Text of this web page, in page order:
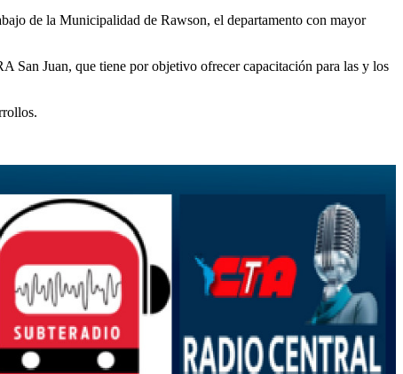
de la Municipalidad de Rawson, el departamento con mayor
Juan, que tiene por objetivo ofrecer capacitación para las y los